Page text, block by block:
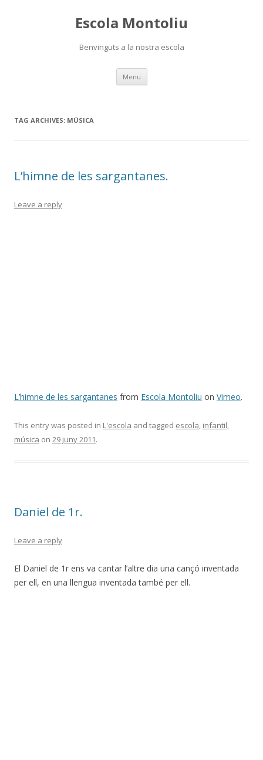
Escola Montoliu
Benvinguts a la nostra escola
Menu Skip
content
TAG ARCHIVES: MÚSICA
L’himne de les sargantanes.
Leave a reply
L’himne de les sargantanes from Escola Montoliu on Vimeo.
This entry was posted in L'escola and tagged escola, infantil,
música on 29 juny 2011.
Daniel de 1r.
Leave a reply
El Daniel de 1r ens va cantar l’altre dia una cançó inventada
per ell, en una llengua inventada també per ell.